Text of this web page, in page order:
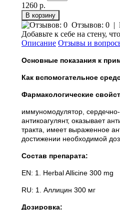
1260 р.
Отзывов: 0 |
Добавьте к себе на стену,
Описание Отзывы и
Основные показания к
Как вспомогательное
Фармакологические
иммуномодулятор,
антикоагулянт, оказывает
тракта, имеет выраженное
достижении необходимой
Состав препарата:
EN: 1. Herbal Allicine 300 mg
RU: 1. Аллицин 300 мг
Дозировка: